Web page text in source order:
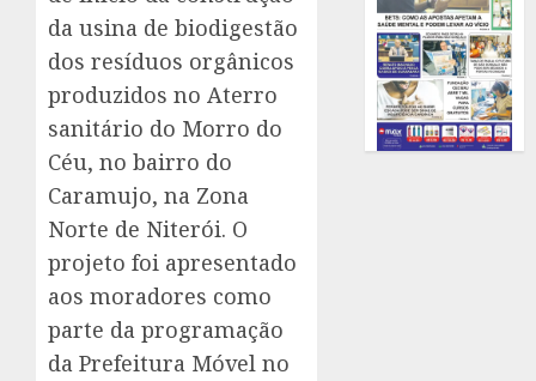
da usina de biodigestão
dos resíduos orgânicos
produzidos no Aterro
sanitário do Morro do
Céu, no bairro do
Caramujo, na Zona
Norte de Niterói. O
projeto foi apresentado
aos moradores como
parte da programação
da Prefeitura Móvel no